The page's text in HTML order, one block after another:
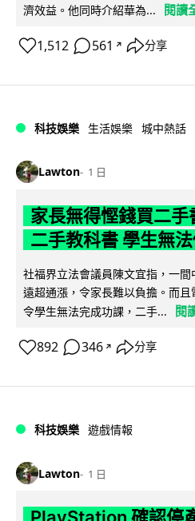
濟效益。他同時介紹華為...
閱讀
1,512 561 ↗ 分享
科技娛樂 生活娛樂 城中熱話
Lawton 1 日
家長無得慳錢買二
二手教科書 學生無
社福界立法會議員陳文宜指，一
遠超通漲，令家長難以負擔。而且
令學生無法完成功課，二手...
閱
892 346 ↗ 分享
科技娛樂 遊戲情報
Lawton 1 日